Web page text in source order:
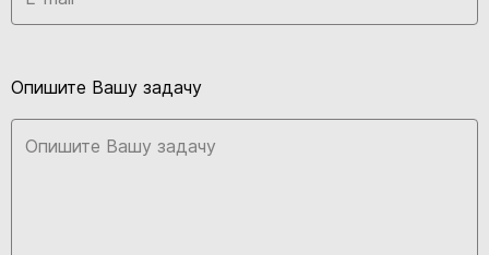
Опишите Вашу задачу